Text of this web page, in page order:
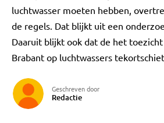
luchtwasser moeten hebben,
de regels. Dat blijkt uit een
Daaruit blijkt ook dat de het
Brabant op luchtwassers
Geschreven door
Redactie